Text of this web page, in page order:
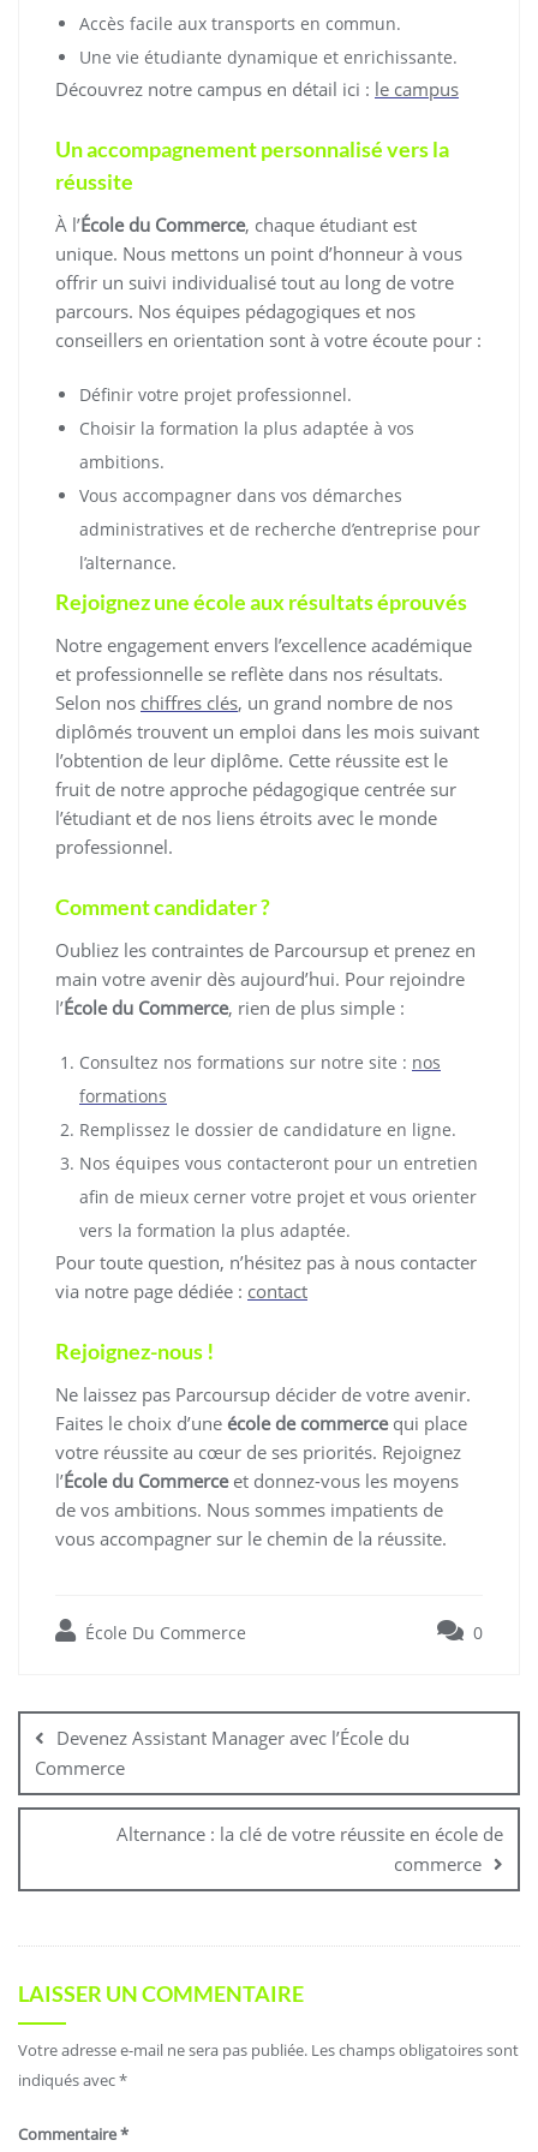
Accès facile aux transports en commun.
Une vie étudiante dynamique et enrichissante.
Découvrez notre campus en détail ici : le campus
Un accompagnement personnalisé vers la
réussite
À l’École du Commerce, chaque étudiant est
unique. Nous mettons un point d’honneur à vous
offrir un suivi individualisé tout au long de votre
parcours. Nos équipes pédagogiques et nos
conseillers en orientation sont à votre écoute pour :
Définir votre projet professionnel.
Choisir la formation la plus adaptée à vos
ambitions.
Vous accompagner dans vos démarches
administratives et de recherche d’entreprise pour
l’alternance.
Rejoignez une école aux résultats éprouvés
Notre engagement envers l’excellence académique
et professionnelle se reflète dans nos résultats.
Selon nos chiffres clés, un grand nombre de nos
diplômés trouvent un emploi dans les mois suivant
l’obtention de leur diplôme. Cette réussite est le
fruit de notre approche pédagogique centrée sur
l’étudiant et de nos liens étroits avec le monde
professionnel.
Comment candidater ?
Oubliez les contraintes de Parcoursup et prenez en
main votre avenir dès aujourd’hui. Pour rejoindre
l’École du Commerce, rien de plus simple :
Consultez nos formations sur notre site : nos
formations
Remplissez le dossier de candidature en ligne.
Nos équipes vous contacteront pour un entretien
afin de mieux cerner votre projet et vous orienter
vers la formation la plus adaptée.
Pour toute question, n’hésitez pas à nous contacter
via notre page dédiée : contact
Rejoignez-nous !
Ne laissez pas Parcoursup décider de votre avenir.
Faites le choix d’une école de commercequi place
votre réussite au cœur de ses priorités. Rejoignez
l’École du Commerceet donnez-vous les moyens
de vos ambitions. Nous sommes impatients de
vous accompagner sur le chemin de la réussite.
École Du Commerce 0
Devenez Assistant Manager avec l’École du
Commerce
Alternance : la clé de votre réussite en école de
commerce
LAISSER UN COMMENTAIRE
Votre adresse e-mail ne sera pas publiée. Les champs obligatoires sont
indiqués avec*
Commentaire*